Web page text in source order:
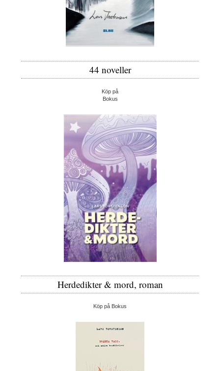
44 noveller
Köp på
Bokus
Herdedikter & mord, roman
Köp på Bokus